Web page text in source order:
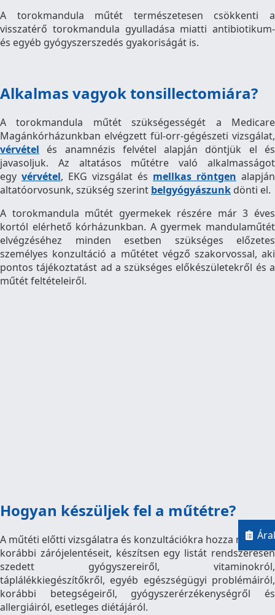
A torokmandula műtét természetesen csökkenti a
visszatérő torokmandula gyulladása miatti antibiotikum-
és egyéb gyógyszerszedés gyakoriságát is.
Alkalmas vagyok tonsillectomiára?
A torokmandula műtét szükségességét a Medicare
Magánkórházunkban elvégzett fül-orr-gégészeti vizsgálat,
vérvétel és anamnézis felvétel alapján döntjük el és
javasoljuk. Az altatásos műtétre való alkalmasságot
egy vérvétel, EKG vizsgálat és mellkas röntgen alapján
altatóorvosunk, szükség szerint belgyógyászunk dönti el.
A torokmandula műtét gyermekek részére már 3 éves
kortól elérhető kórházunkban. A gyermek mandulaműtét
elvégzéséhez minden esetben szükséges előzetes
személyes konzultáció a műtétet végző szakorvossal, aki
pontos tájékoztatást ad a szükséges előkészületekről és a
műtét feltételeiről.
Hogyan készüljek fel a műtétre?
A műtéti előtti vizsgálatra és konzultációkra hozza magával
korábbi zárójelentéseit, készítsen egy listát rendszeresen
szedett gyógyszereiről, vitaminokról,
táplálékkiegészítőkről, egyéb egészségügyi problémáiról,
korábbi betegségeiről, gyógyszerérzékenységről és
allergiáiról, esetleges diétájáról.